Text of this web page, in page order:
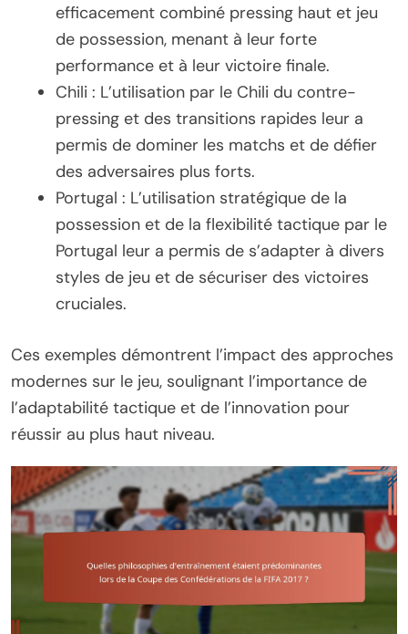
efficacement combiné pressing haut et jeu
de possession, menant à leur forte
performance et à leur victoire finale.
Chili : L’utilisation par le Chili du contre-
pressing et des transitions rapides leur a
permis de dominer les matchs et de défier
des adversaires plus forts.
Portugal : L’utilisation stratégique de la
possession et de la flexibilité tactique par le
Portugal leur a permis de s’adapter à divers
styles de jeu et de sécuriser des victoires
cruciales.
Ces exemples démontrent l’impact des approches
modernes sur le jeu, soulignant l’importance de
l’adaptabilité tactique et de l’innovation pour
réussir au plus haut niveau.